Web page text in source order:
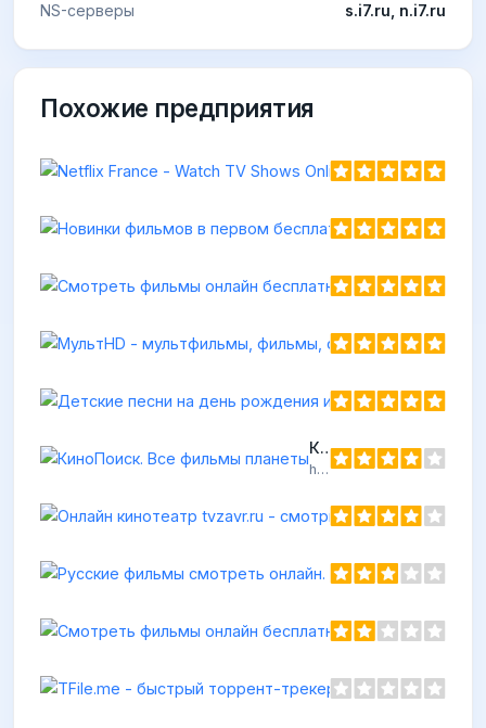
NS-серверы s.i7.ru, n.i7.ru
Похожие предприятия
КиноПоиск. Все фильмы планеты
https://kinopoisk.ru